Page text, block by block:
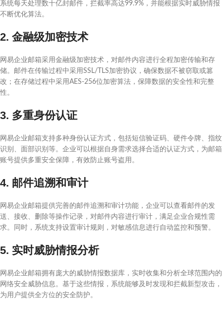
系统每天处理数十亿封邮件，拦截率高达99.9%，并能根据实时威胁情报
不断优化算法。
2. 金融级加密技术
网易企业邮箱采用金融级加密技术，对邮件内容进行全程加密传输和存
储。邮件在传输过程中采用SSL/TLS加密协议，确保数据不被窃取或篡
改；在存储过程中采用AES-256位加密算法，保障数据的安全性和完整
性。
3. 多重身份认证
网易企业邮箱支持多种身份认证方式，包括短信验证码、硬件令牌、指纹
识别、面部识别等。企业可以根据自身需求选择合适的认证方式，为邮箱
账号提供多重安全保障，有效防止账号盗用。
4. 邮件追溯和审计
网易企业邮箱提供完善的邮件追溯和审计功能，企业可以查看邮件的发
送、接收、删除等操作记录，对邮件内容进行审计，满足企业合规性需
求。同时，系统支持设置审计规则，对敏感信息进行自动监控和预警。
5. 实时威胁情报分析
网易企业邮箱拥有庞大的威胁情报数据库，实时收集和分析全球范围内的
网络安全威胁信息。基于这些情报，系统能够及时发现和拦截新型攻击，
为用户提供全方位的安全防护。